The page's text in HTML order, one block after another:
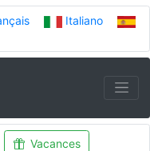
Italiano
Vacances